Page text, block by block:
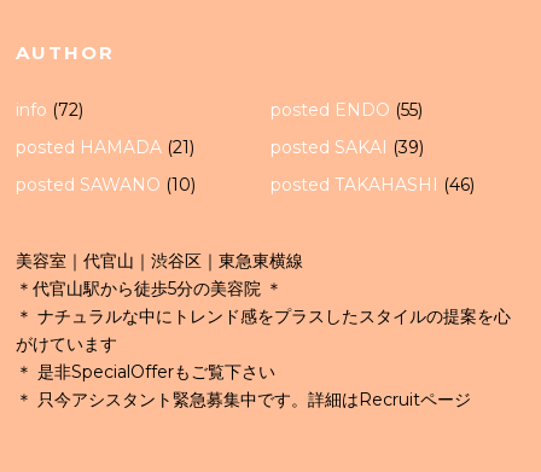
AUTHOR
info (72) posted ENDO (55)
posted HAMADA (21) posted SAKAI (39)
posted SAWANO (10) posted TAKAHASHI (46)
美容室｜代官山｜渋谷区｜東急東横線
＊代官山駅から徒歩5分の美容院 ＊
＊ ナチュラルな中にトレンド感をプラスしたスタイルの提案を心
がけています
＊ 是非SpecialOfferもご覧下さい
＊ 只今アシスタント緊急募集中です。詳細はRecruitページ